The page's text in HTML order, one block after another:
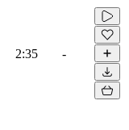
2:35 -